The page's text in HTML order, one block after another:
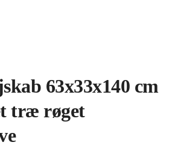
63x33x140 cm
træ røget